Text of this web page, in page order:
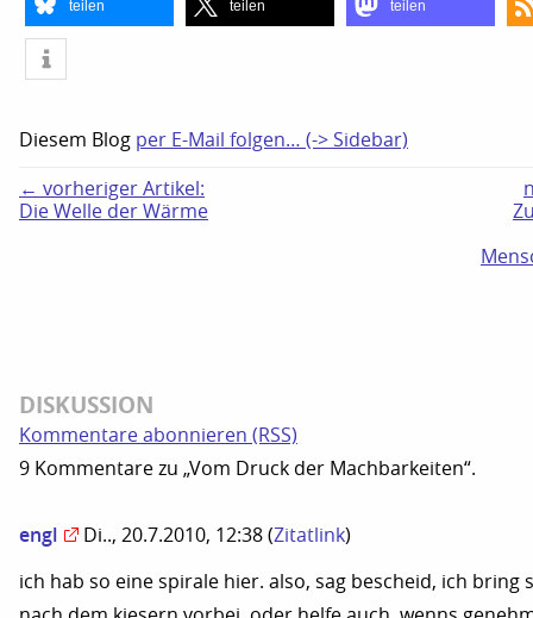
teilen teilen teilen
Diesem Blog per E-Mail folgen… (-> Sidebar)
← vorheriger Artikel:
Die Welle der Wärme
DISKUSSION
Kommentare abonnieren (RSS)
9 Kommentare zu „Vom Druck der Machbarkeiten“.
engl Di.., 20.7.2010, 12:38 (Zitatlink)
ich hab so eine spirale hier. also, sag bescheid, ich bring